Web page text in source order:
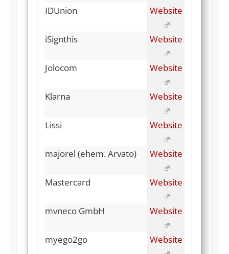
IDUnion Website
iSignthis Website
Jolocom Website
Klarna Website
Lissi Website
majorel (ehem. Arvato) Website
Mastercard Website
mvneco GmbH Website
myego2go Website